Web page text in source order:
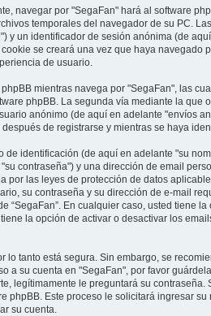
navegar por "SegaFan" hará al software
temporales del navegador de su PC.
y un identificador de sesión anónima (de
se creará una vez que haya navegado
de usuario.
mientras navega por "SegaFan", las
phpBB. La segunda vía mediante la que
anónimo (de aquí en adelante "envíos
de registrarse y mientras se haya
identificación (de aquí en adelante "su
contraseña") y una dirección de email
por las leyes de protección de datos
su contraseña y su dirección de e-mail
“SegaFan”. En cualquier caso, usted tiene
la opción de activar o desactivar los
lo tanto está segura. Sin embargo, se
a su cuenta en "SegaFan", por favor
legítimamente le preguntará su
phpBB. Este proceso le solicitará ingresar
su cuenta.